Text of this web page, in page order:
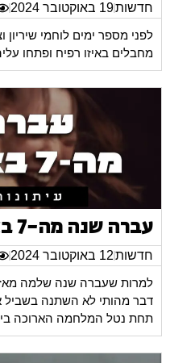
חדשות19 באוקטובר 2024
לפני מספר ימים לוחמי
מחבלים באיזו רפיח ופתחו
עברה שנה מה-7 באוקטובר
חדשות12 באוקטובר 2024
דבר מהותי לא השתנה בשביל
תחת נטל המלחמה הארוכה